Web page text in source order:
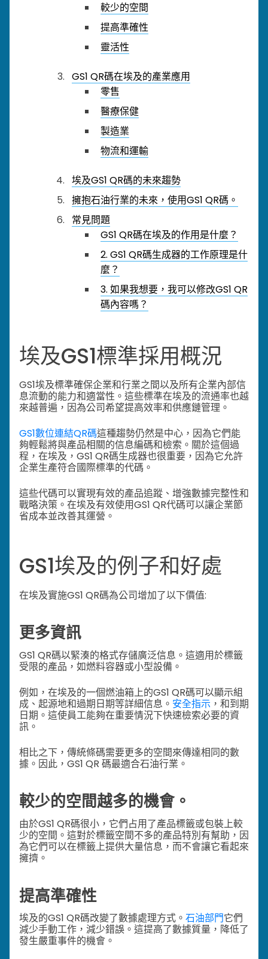
較少的空間
提高準確性
靈活性
GS1 QR碼在埃及的產業應用
零售
醫療保健
製造業
物流和運輸
埃及GS1 QR碼的未來趨勢
擁抱石油行業的未來，使用GS1 QR碼。
常見問題
GS1 QR碼在埃及的作用是什麼？
2. GS1 QR碼生成器的工作原理是什
麼？
3. 如果我想要，我可以修改GS1 QR
碼內容嗎？
埃及GS1標準採用概況
GS1埃及標準確保企業和行業之間以及所有企業內部信
息流動的能力和適當性。 這些標準在埃及的流通率也越
來越普遍，因為公司希望提高效率和供應鏈管理。
GS1數位連結QR碼這種趨勢仍然是中心，因為它們能
夠輕鬆將與產品相關的信息編碼和檢索。 關於這個過
程，在埃及，GS1 QR碼生成器也很重要，因為它允許
企業生產符合國際標準的代碼。
這些代碼可以實現有效的產品追蹤、增強數據完整性和
戰略決策。在埃及有效使用GS1 QR代碼可以讓企業節
省成本並改善其運營。
GS1埃及的例子和好處
在埃及實施GS1 QR碼為公司增加了以下價值:
更多資訊
GS1 QR碼以緊湊的格式存儲廣泛信息。這適用於標籤
受限的產品，如燃料容器或小型設備。
例如，在埃及的一個燃油箱上的GS1 QR碼可以顯示組
成、起源地和過期日期等詳細信息。 安全指示 ，和到期
日期。 這使員工能夠在重要情況下快速檢索必要的資
訊。
相比之下，傳統條碼需要更多的空間來傳達相同的數
據。因此，GS1 QR 碼最適合石油行業。
較少的空間越多的機會。
由於GS1 QR碼很小，它們占用了產品標籤或包裝上較
少的空間。這對於標籤空間不多的產品特別有幫助，因
為它們可以在標籤上提供大量信息，而不會讓它看起來
擁擠。
提高準確性
埃及的GS1 QR碼改變了數據處理方式。 石油部門它們
減少手動工作，減少錯誤。這提高了數據質量，降低了
發生嚴重事件的機會。